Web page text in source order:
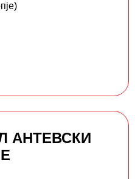
АНТЕВСКИ